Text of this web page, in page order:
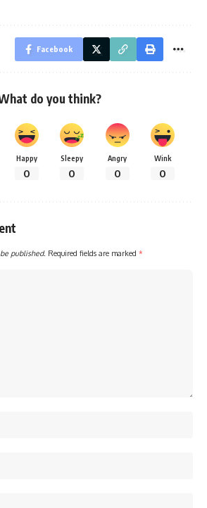
Facebook
do you think?
Happy
0
Sleepy
0
Angry
0
Wink
0
published. Required fields are marked *